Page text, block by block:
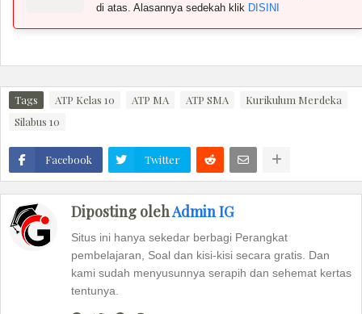
di atas. Alasannya sedekah klik DISINI
Tags ATP Kelas 10 ATP MA ATP SMA
Kurikulum Merdeka
Silabus 10
Facebook Twitter
Diposting olehAdmin IG
Situs ini hanya sekedar berbagi Perangkat
pembelajaran, Soal dan kisi-kisi secara gratis. Dan
kami sudah menyusunnya serapih dan sehemat kertas
tentunya.